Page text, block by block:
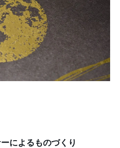
によるものづくり